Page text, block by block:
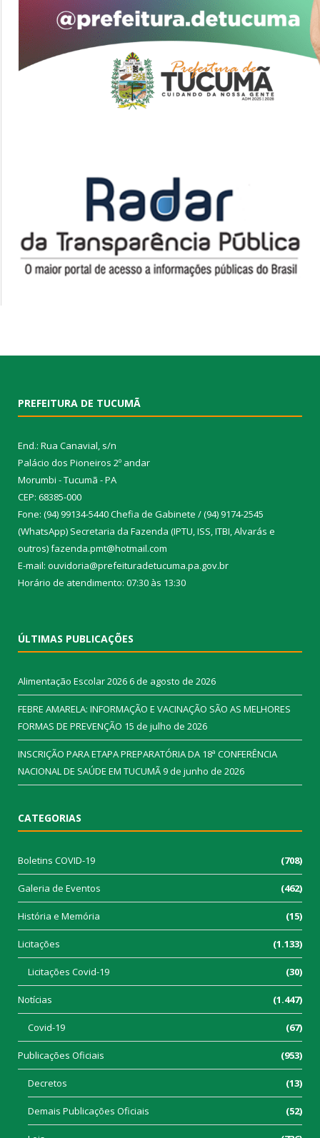
PREFEITURA DE TUCUMÃ
End.: Rua Canavial, s/n
Palácio dos Pioneiros 2º andar
Morumbi - Tucumã - PA
CEP: 68385-000
Fone: (94) 99134-5440 Chefia de Gabinete / (94) 9174-2545
(WhatsApp) Secretaria da Fazenda (IPTU, ISS, ITBI, Alvarás e
outros) fazenda.pmt@hotmail.com
E-mail: ouvidoria@prefeituradetucuma.pa.gov.br
Horário de atendimento: 07:30 às 13:30
ÚLTIMAS PUBLICAÇÕES
Alimentação Escolar 20266 de agosto de 2026
FEBRE AMARELA: INFORMAÇÃO E VACINAÇÃO SÃO AS MELHORES
FORMAS DE PREVENÇÃO 15 de julho de 2026
INSCRIÇÃO PARA ETAPA PREPARATÓRIA DA 18ª CONFERÊNCIA
NACIONAL DE SAÚDE EM TUCUMÃ9 de junho de 2026
CATEGORIAS
Boletins COVID-19 (708)
Galeria de Eventos (462)
História e Memória (15)
Licitações (1.133)
Licitações Covid-19 (30)
Notícias (1.447)
Covid-19 (67)
Publicações Oficiais (953)
Decretos (13)
Demais Publicações Oficiais (52)